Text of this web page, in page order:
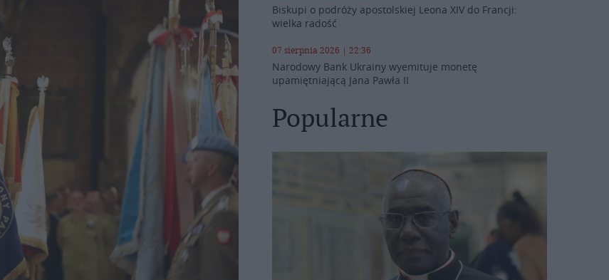
Biskupi o podróży apostolskiej Leona XIV do Francji:
wielka radość
07 sierpnia 2026 | 22:36
Narodowy Bank Ukrainy wyemituje monetę
upamiętniającą Jana Pawła II
Popularne